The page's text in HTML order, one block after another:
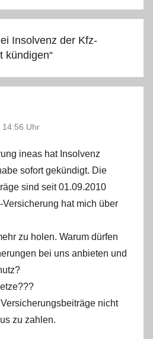
Insolvenz der Kfz-
kündigen“
14:56 Uhr
ineas hat Insolvenz
sofort gekündigt. Die
sind seit 01.09.2010
hat mich über
zu holen. Warum dürfen
bei uns anbieten und
nicht
zu zahlen.